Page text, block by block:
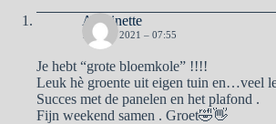
Antoinette
17 JULI 2021 – 07:55
Je hebt “grote bloemkole” !!!!
Leuk hè groente uit eigen tuin en…veel
Succes met de panelen en het plafond .
Fijn weekend samen . Groet🤣👋